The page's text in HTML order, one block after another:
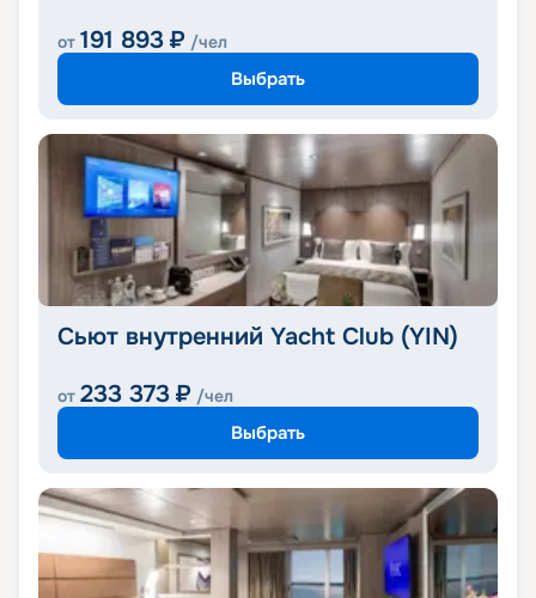
от 191 893 ₽ /чел
Выбрать
Сьют внутренний Yacht Club (YIN)
от 233 373 ₽ /чел
Выбрать